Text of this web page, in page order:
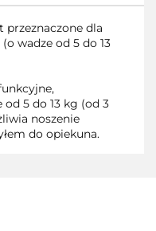
przeznaczone dla
wadze od 5 do 13
od 5 do 13 kg (od 3
noszenie
do opiekuna.